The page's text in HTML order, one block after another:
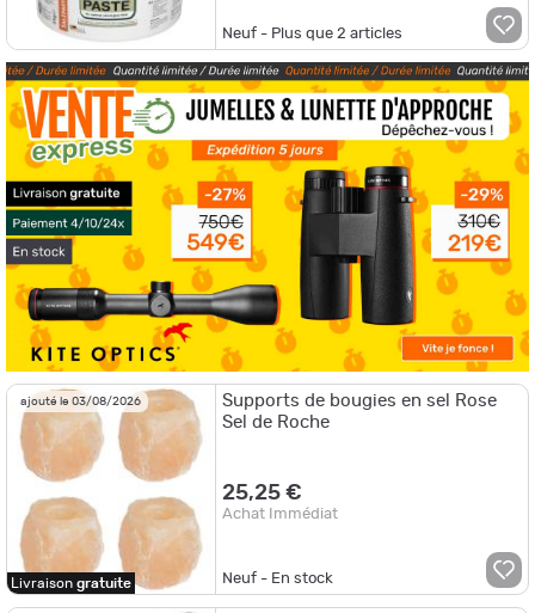
Neuf - Plus que2 articles
ajouté le 03/08/2026
Livraison gratuite
Supports de bougies en sel Rose
Sel de Roche
25,25 €
Achat Immédiat
Neuf - En stock